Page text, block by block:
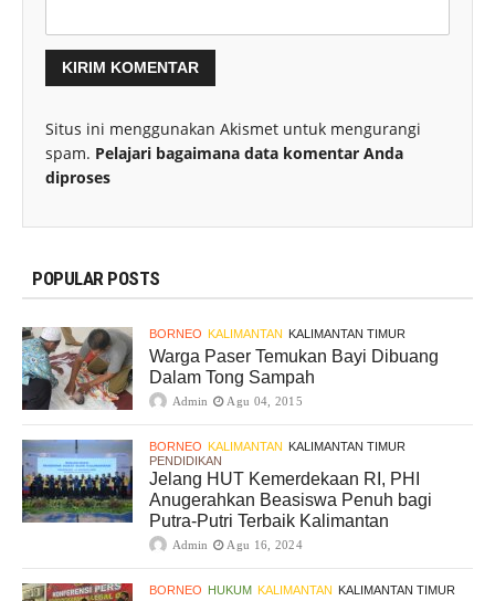
Situs ini menggunakan Akismet untuk mengurangi
spam. Pelajari bagaimana data komentar Anda
diproses
POPULAR POSTS
BORNEO KALIMANTAN KALIMANTAN TIMUR
Warga Paser Temukan Bayi Dibuang
Dalam Tong Sampah
Admin Agu 04, 2015
BORNEO KALIMANTAN KALIMANTAN TIMUR
PENDIDIKAN
Jelang HUT Kemerdekaan RI, PHI
Anugerahkan Beasiswa Penuh bagi
Putra-Putri Terbaik Kalimantan
Admin Agu 16, 2024
BORNEO HUKUM KALIMANTAN KALIMANTAN TIMUR